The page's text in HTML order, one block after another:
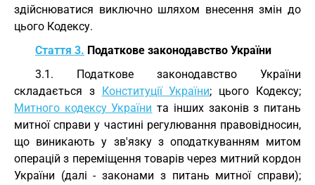
здійснюватися виключно шляхом внесення змін до
цього Кодексу.
Стаття 3. Податкове законодавство України
3.1. Податкове законодавство України
складається з Конституції України; цього Кодексу;
Митного кодексу України та інших законів з питань
митної справи у частині регулювання правовідносин,
що виникають у зв'язку з оподаткуванням митом
операцій з переміщення товарів через митний кордон
України (далі - законами з питань митної справи);